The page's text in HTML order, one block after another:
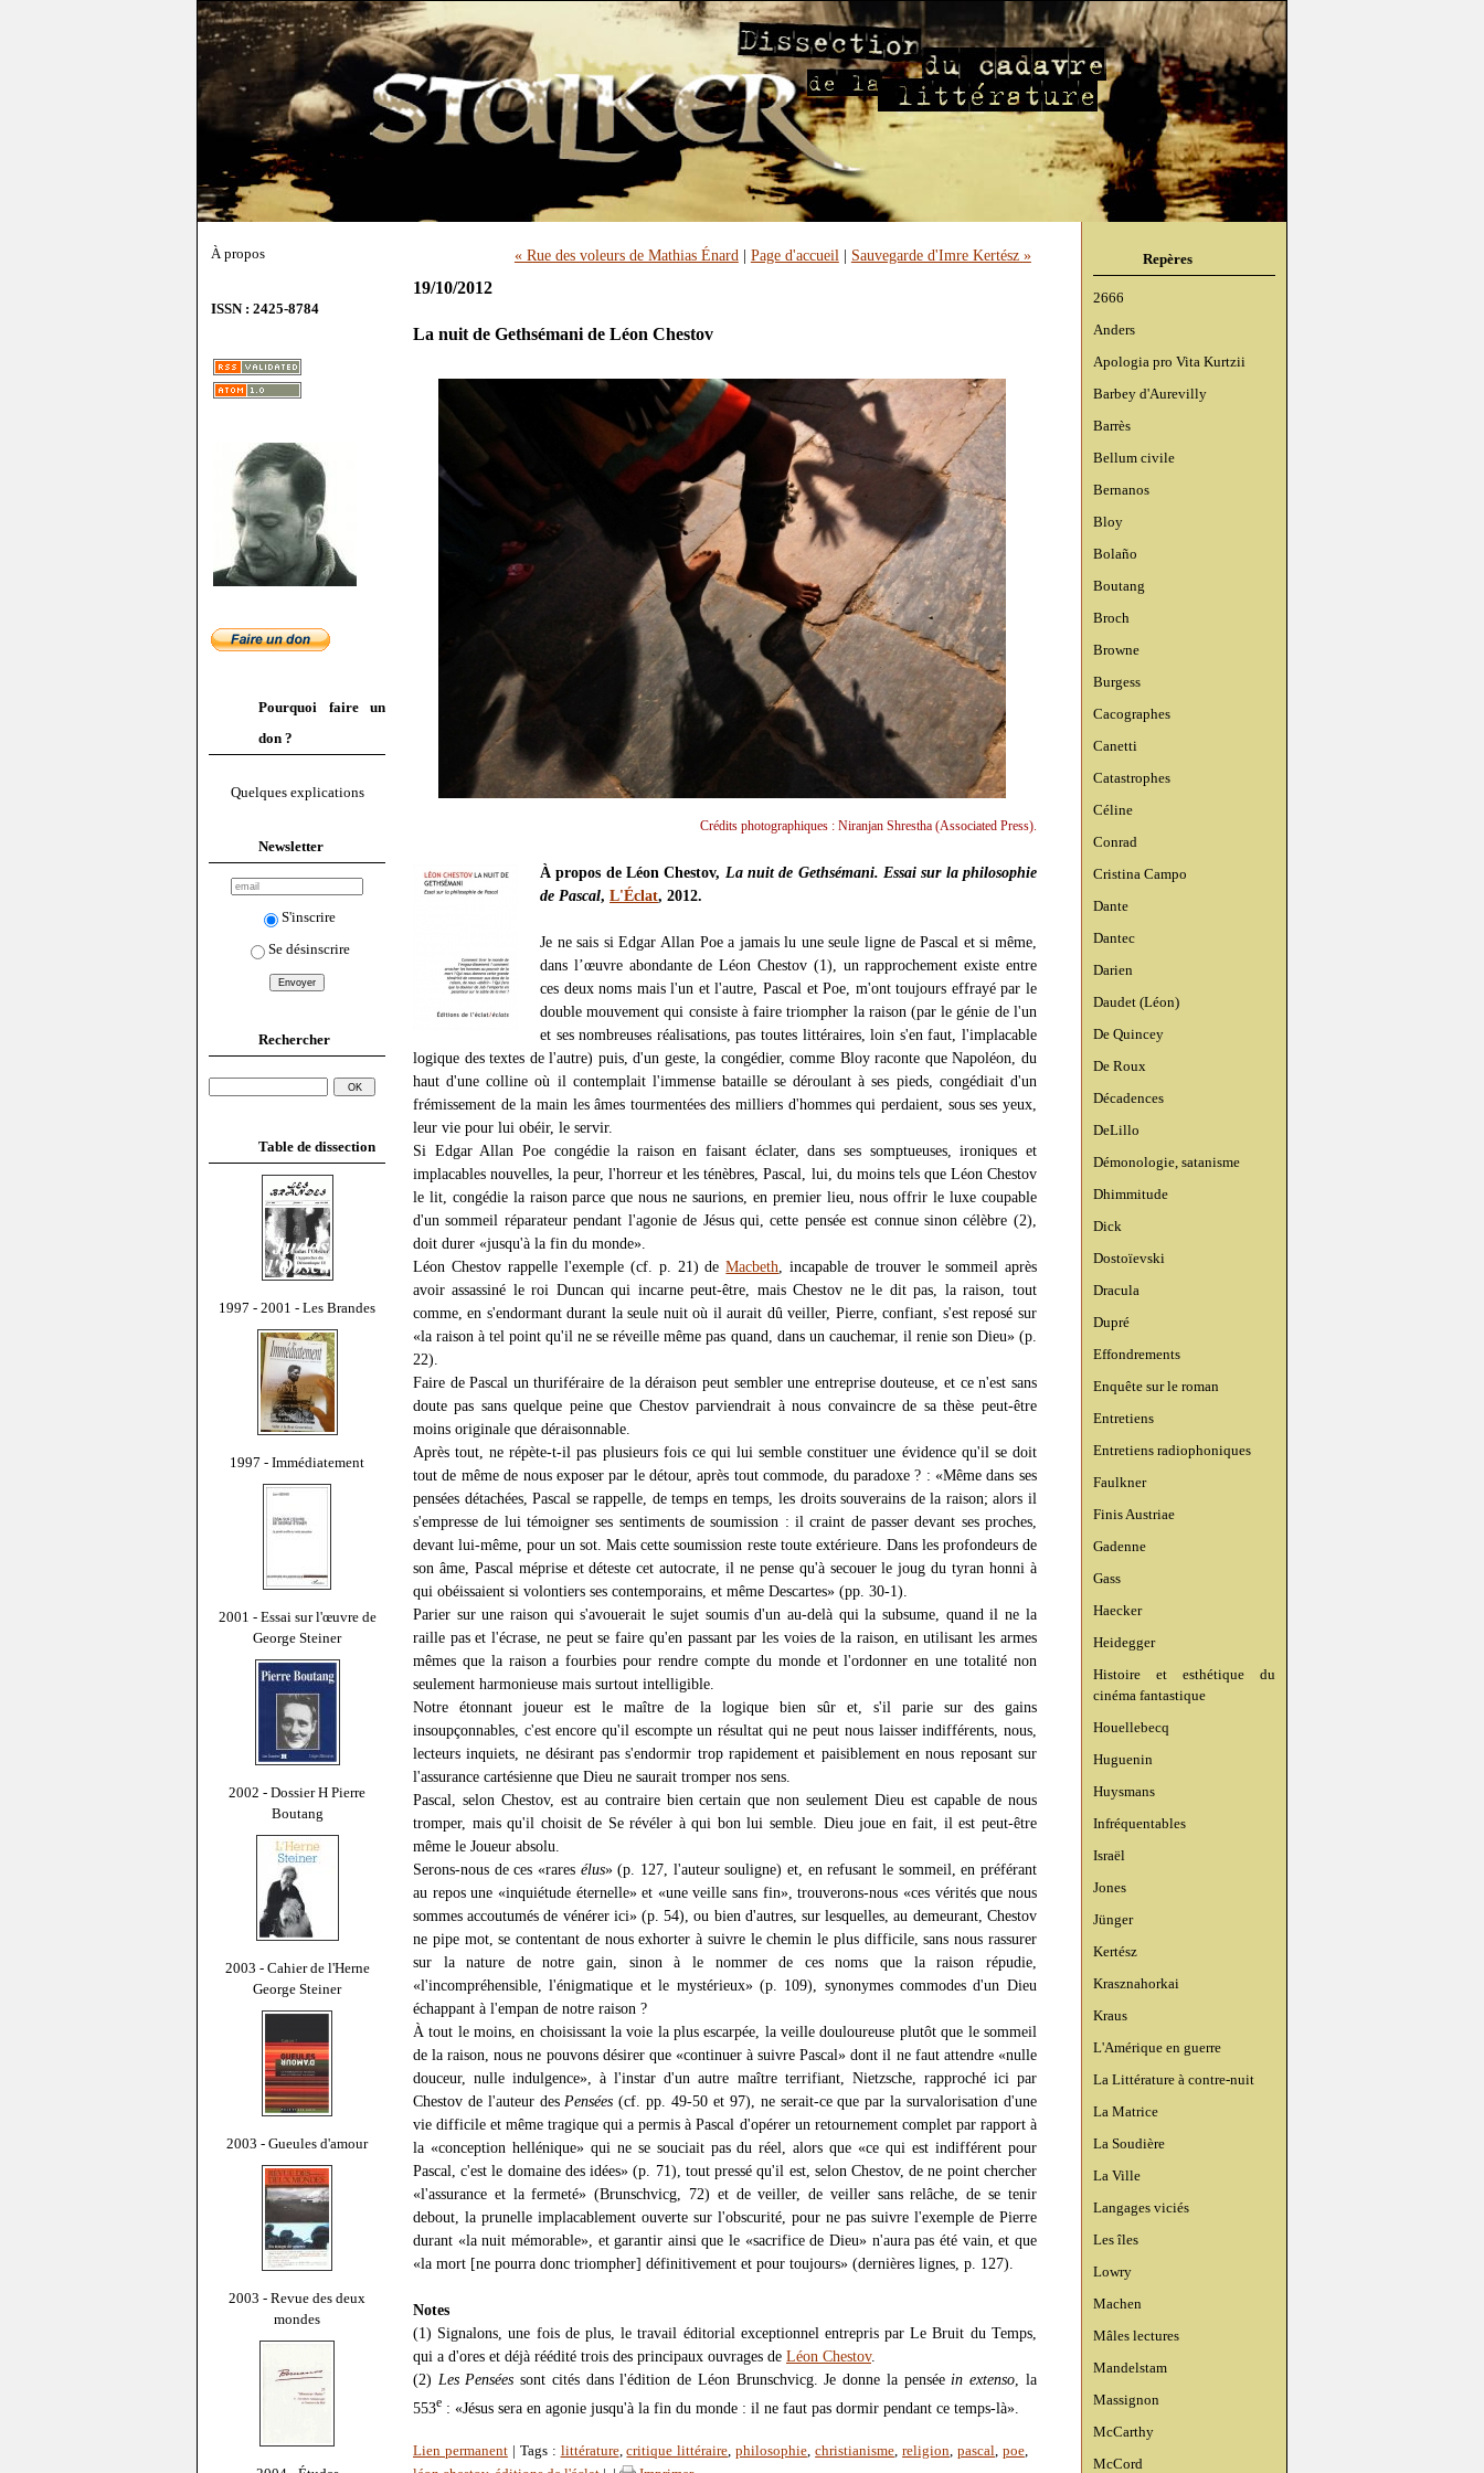
À propos
ISSN : 2425-8784
Pourquoi faire un
don ?
Quelques explications
Newsletter
S'inscrire
Se désinscrire
Rechercher
Table de dissection
1997 - 2001 - Les Brandes
1997 - Immédiatement
2001 - Essai sur l'œuvre de
George Steiner
2002 - Dossier H Pierre
Boutang
2003 - Cahier de l'Herne
George Steiner
2003 - Gueules d'amour
2003 - Revue des deux
mondes
Repères
2666
Anders
Apologia pro Vita Kurtzii
Barbey d'Aurevilly
Barrès
Bellum civile
Bernanos
Bloy
Bolaño
Boutang
Broch
Browne
Burgess
Cacographes
Canetti
Catastrophes
Céline
Conrad
Cristina Campo
Dante
Dantec
Darien
Daudet (Léon)
De Quincey
De Roux
Décadences
DeLillo
Démonologie, satanisme
Dhimmitude
Dick
Dostoïevski
Dracula
Dupré
Effondrements
Enquête sur le roman
Entretiens
Entretiens radiophoniques
Faulkner
Finis Austriae
Gadenne
Gass
Haecker
Heidegger
Histoire et esthétique du
cinéma fantastique
Houellebecq
Huguenin
Huysmans
Infréquentables
Israël
Jones
Jünger
Kertész
Krasznahorkai
Kraus
L'Amérique en guerre
La Littérature à contre-nuit
La Matrice
La Soudière
La Ville
Langages viciés
Les îles
Lowry
Machen
Mâles lectures
Mandelstam
Massignon
McCarthy
McCord
« Rue des voleurs de Mathias Énard | Page d'accueil | Sauvegarde d'Imre Kertész »
19/10/2012
La nuit de Gethsémani de Léon Chestov
Crédits photographiques : Niranjan Shrestha (Associated Press).
À propos de Léon Chestov, La nuit de Gethsémani. Essai sur la philosophie
de Pascal,L'Éclat, 2012.
Je ne sais si Edgar Allan Poe a jamais lu une seule ligne de Pascal et si même,
dans l’œuvre abondante de Léon Chestov (1), un rapprochement existe entre
ces deux noms mais l'un et l'autre, Pascal et Poe, m'ont toujours effrayé par le
double mouvement qui consiste à faire triompher la raison (par le génie de l'un
et ses nombreuses réalisations, pas toutes littéraires, loin s'en faut, l'implacable
logique des textes de l'autre) puis, d'un geste, la congédier, comme Bloy raconte que Napoléon, du
haut d'une colline où il contemplait l'immense bataille se déroulant à ses pieds, congédiait d'un
frémissement de la main les âmes tourmentées des milliers d'hommes qui perdaient, sous ses yeux,
leur vie pour lui obéir, le servir.
Si Edgar Allan Poe congédie la raison en faisant éclater, dans ses somptueuses, ironiques et
implacables nouvelles, la peur, l'horreur et les ténèbres, Pascal, lui, du moins tels que Léon Chestov
le lit, congédie la raison parce que nous ne saurions, en premier lieu, nous offrir le luxe coupable
d'un sommeil réparateur pendant l'agonie de Jésus qui, cette pensée est connue sinon célèbre (2),
doit durer «jusqu'à la fin du monde».
Léon Chestov rappelle l'exemple (cf. p. 21) deMacbeth , incapable de trouver le sommeil après
avoir assassiné le roi Duncan qui incarne peut-être, mais Chestov ne le dit pas, la raison, tout
comme, en s'endormant durant la seule nuit où il aurait dû veiller, Pierre, confiant, s'est reposé sur
«la raison à tel point qu'il ne se réveille même pas quand, dans un cauchemar, il renie son Dieu» (p.
22).
Faire de Pascal un thuriféraire de la déraison peut sembler une entreprise douteuse, et ce n'est sans
doute pas sans quelque peine que Chestov parviendrait à nous convaincre de sa thèse peut-être
moins originale que déraisonnable.
Après tout, ne répète-t-il pas plusieurs fois ce qui lui semble constituer une évidence qu'il se doit
tout de même de nous exposer par le détour, après tout commode, du paradoxe ? : «Même dans ses
pensées détachées, Pascal se rappelle, de temps en temps, les droits souverains de la raison; alors il
s'empresse de lui témoigner ses sentiments de soumission : il craint de passer devant ses proches,
devant lui-même, pour un sot. Mais cette soumission reste toute extérieure. Dans les profondeurs de
son âme, Pascal méprise et déteste cet autocrate, il ne pense qu'à secouer le joug du tyran honni à
qui obéissaient si volontiers ses contemporains, et même Descartes» (pp. 30-1).
Parier sur une raison qui s'avouerait le sujet soumis d'un au-delà qui la subsume, quand il ne la
raille pas et l'écrase, ne peut se faire qu'en passant par les voies de la raison, en utilisant les armes
mêmes que la raison a fourbies pour rendre compte du monde et l'ordonner en une totalité non
seulement harmonieuse mais surtout intelligible.
Notre étonnant joueur est le maître de la logique bien sûr et, s'il parie sur des gains
insoupçonnables, c'est encore qu'il escompte un résultat qui ne peut nous laisser indifférents, nous,
lecteurs inquiets, ne désirant pas s'endormir trop rapidement et paisiblement en nous reposant sur
l'assurance cartésienne que Dieu ne saurait tromper nos sens.
Pascal, selon Chestov, est au contraire bien certain que non seulement Dieu est capable de nous
tromper, mais qu'il choisit de Se révéler à qui bon lui semble. Dieu joue en fait, il est peut-être
même le Joueur absolu.
Serons-nous de ces «rares élus» (p. 127, l'auteur souligne) et, en refusant le sommeil, en préférant
au repos une «inquiétude éternelle» et «une veille sans fin», trouverons-nous «ces vérités que nous
sommes accoutumés de vénérer ici» (p. 54), ou bien d'autres, sur lesquelles, au demeurant, Chestov
ne pipe mot, se contentant de nous exhorter à suivre le chemin le plus difficile, sans nous rassurer
sur la nature de notre gain, sinon à le nommer de ces noms que la raison répudie,
«l'incompréhensible, l'énigmatique et le mystérieux» (p. 109), synonymes commodes d'un Dieu
échappant à l'empan de notre raison ?
À tout le moins, en choisissant la voie la plus escarpée, la veille douloureuse plutôt que le sommeil
de la raison, nous ne pouvons désirer que «continuer à suivre Pascal» dont il ne faut attendre «nulle
douceur, nulle indulgence», à l'instar d'un autre maître terrifiant, Nietzsche, rapproché ici par
Chestov de l'auteur des Pensées (cf. pp. 49-50 et 97), ne serait-ce que par la survalorisation d'une
vie difficile et même tragique qui a permis à Pascal d'opérer un retournement complet par rapport à
la «conception hellénique» qui ne se souciait pas du réel, alors que «ce qui est indifférent pour
Pascal, c'est le domaine des idées» (p. 71), tout pressé qu'il est, selon Chestov, de ne point chercher
«l'assurance et la fermeté» (Brunschvicg, 72) et de veiller, de veiller sans relâche, de se tenir
debout, la prunelle implacablement ouverte sur l'obscurité, pour ne pas suivre l'exemple de Pierre
durant «la nuit mémorable», et garantir ainsi que le «sacrifice de Dieu» n'aura pas été vain, et que
«la mort [ne pourra donc triompher] définitivement et pour toujours» (dernières lignes, p. 127).
Notes
(1) Signalons, une fois de plus, le travail éditorial exceptionnel entrepris par Le Bruit du Temps,
qui a d'ores et déjà réédité trois des principaux ouvrages de Léon Chestov.
(2) Les Pensées sont cités dans l'édition de Léon Brunschvicg. Je donne la pensée in extenso , la
553e : «Jésus sera en agonie jusqu'à la fin du monde : il ne faut pas dormir pendant ce temps-là».
Lien permanent| Tags : littérature,critique littéraire,philosophie,christianisme,religion, pascal, poe,